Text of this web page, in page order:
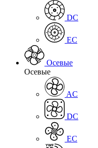
DC
EC
Осевые
Осевые
AC
DC
EC